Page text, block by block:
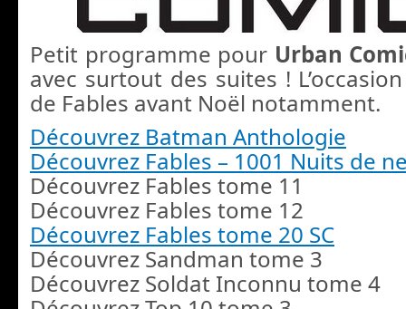
Petit programme pour Urban
avec surtout des suites !
de Fables avant Noël notamment.
Découvrez Batman Anthologie
Découvrez Fables – 1001 Nuits de
Découvrez Fables tome 11
Découvrez Fables tome 12
Découvrez Fables tome 20 SC
Découvrez Sandman tome 3
Découvrez Soldat Inconnu tome 4